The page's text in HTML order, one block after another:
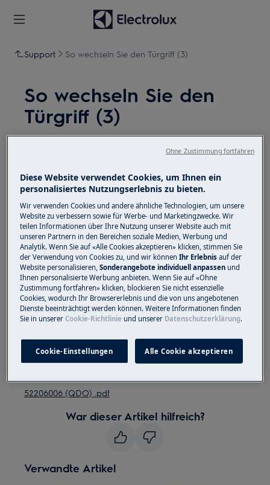
Support So wechseln Sie den Türgriff (3)
So wechseln Sie den
Türgriff (3)
und ziehen Sie den Netzstecker aus derSteckdose.
Seien Sie immer vorsichtig, wenn Sie Geräte
bewegen. Bei schweren Geräten müssen zwei
Personen sie bewegen.
Verwenden Sie immer Schutzhandschuhe und
geschlossenes Schuhwerk.
Bitte beachten Sie, dass eine Selbstreparatur oder
eine nicht professionelle Reparatur Sicherheitsfolgen
52206006 (QDO) .pdf
War dieser Artikel hilfreich?
Verwandte Artikel
Diese Website verwendet Cookies, um Ihnen ein
personalisiertes Nutzungserlebnis zu bieten.
Wir verwenden Cookies und andere ähnliche Technologien, um unsere
Website zu verbessern sowie für Werbe- und Marketingzwecke. Wir
teilen Informationen über Ihre Nutzung unserer Website auch mit
unseren Partnern in den Bereichen soziale Medien, Werbung und
Analytik. Wenn Sie auf «Alle Cookies akzeptieren» klicken, stimmen Sie
der Verwendung von Cookies zu, und wir könnenIhr Erlebnisauf der
Website personalisieren,Sonderangebote individuell anpassen und
Ihnen personalisierte Werbung anbieten. Wenn Sie auf «Ohne
Zustimmung fortfahren» klicken, blockieren Sie nicht essenzielle
Cookies, wodurch Ihr Browsererlebnis und die von uns angebotenen
Dienste beeinträchtigt werden können. Weitere Informationen finden
Sie in unsererCookie-Richtlinie und unserer Datenschutzerklärung.
Cookie-Einstellungen Alle Cookie akzeptieren
Ohne Zustimmung fortfahren